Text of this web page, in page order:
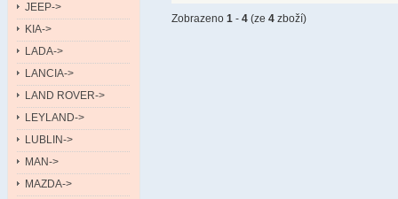
JEEP->
KIA->
LADA->
LANCIA->
LAND ROVER->
LEYLAND->
LUBLIN->
MAN->
MAZDA->
Zobrazeno1 -4 (ze4 zboží)